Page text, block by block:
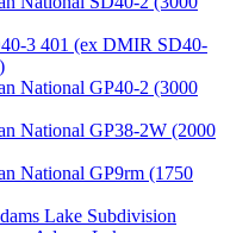
3 401 (ex DMIR SD40-
National GP40-2 (3000
National GP38-2W (2000
National GP9rm (1750
Lake Subdivision